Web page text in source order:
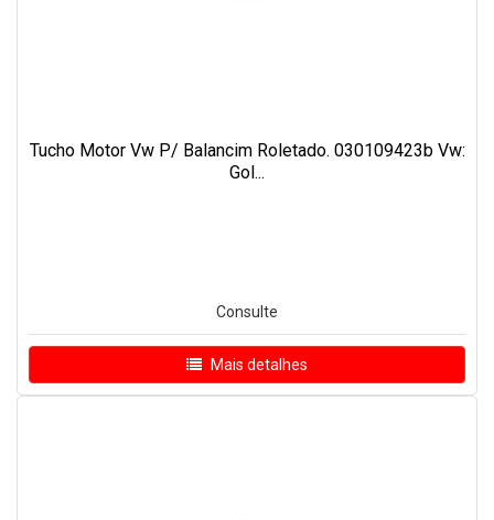
Tucho Motor Vw P/ Balancim Roletado. 030109423b Vw:
Gol...
Consulte
Mais detalhes